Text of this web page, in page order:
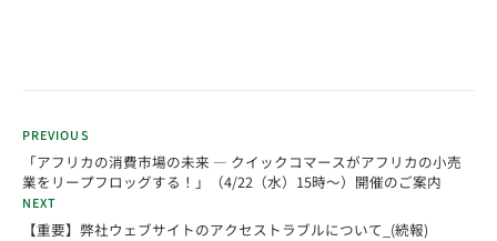
PREVIOUS
「アフリカの消費市場の未来 ― クイックコマースがアフリカの小売
業をリープフロッグする！」（4/22（水）15時～）開催のご案内
NEXT
【重要】弊社ウェブサイトのアクセストラブルについて_(続報)